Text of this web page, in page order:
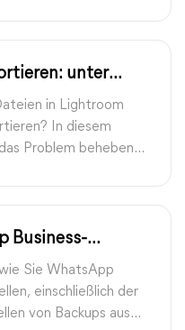
unter
in Lightroom
In diesem
Problem beheben
Business-
auf
Sie WhatsApp
einschließlich der
von Backups aus